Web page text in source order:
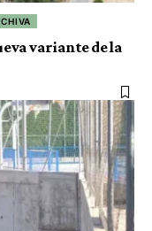
variante de la